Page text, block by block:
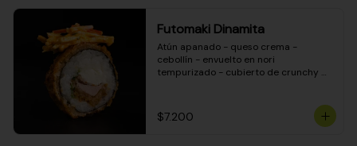
Futomaki Dinamita
Atún apanado - queso crema -
cebollín - envuelto en nori
tempurizado - cubierto de crunchy
$7.200